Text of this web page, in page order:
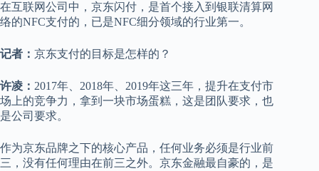
在互联网公司中，京东闪付，是首个接入到银联清算网
络的NFC支付的，已是NFC细分领域的行业第一。
记者： 京东支付的目标是怎样的？
许凌： 2017年、2018年、2019年这三年，提升在支付市
场上的竞争力，拿到一块市场蛋糕，这是团队要求，也
是公司要求。
作为京东品牌之下的核心产品，任何业务必须是行业前
三，没有任何理由在前三之外。京东金融最自豪的，是